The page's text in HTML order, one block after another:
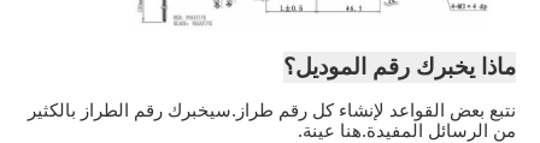
ماذا يخبرك رقم الموديل؟
نتبع بعض القواعد لإنشاء كل رقم طراز.سيخبرك رقم الطراز بالكثير
من الرسائل المفيدة.هنا عينة.